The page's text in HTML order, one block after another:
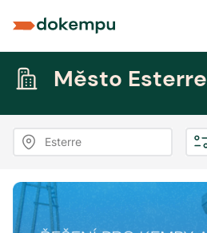
Město Esterre
Esterre